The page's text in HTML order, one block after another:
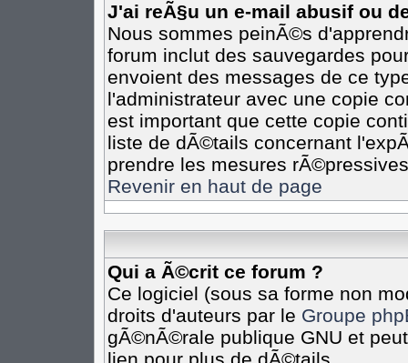
J'ai reÃ§u un e-mail abusif ou
Nous sommes peinÃ©s
forum inclut des sauvegardes
envoient des messages de ce
l'administrateur avec une copie
est important que cette copie
liste de dÃ©tails concernant
prendre les mesures
Revenir en haut de page
Qui a Ã©crit ce forum ?
Ce logiciel (sous sa forme non
droits d'auteurs par le Groupe
gÃ©nÃ©rale publique GNU et